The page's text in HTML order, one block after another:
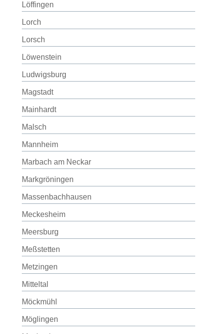
Löffingen
Lorch
Lorsch
Löwenstein
Ludwigsburg
Magstadt
Mainhardt
Malsch
Mannheim
Marbach am Neckar
Markgröningen
Massenbachhausen
Meckesheim
Meersburg
Meßstetten
Metzingen
Mitteltal
Möckmühl
Möglingen